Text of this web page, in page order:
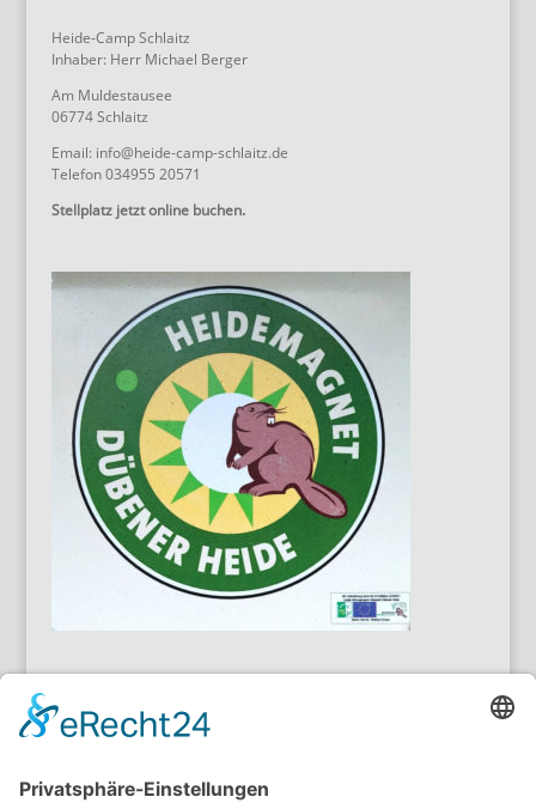
Heide-Camp Schlaitz
Inhaber: Herr Michael Berger
Am Muldestausee
06774 Schlaitz
Email: info@heide-camp-schlaitz.de
Telefon 034955 20571
Stellplatz jetzt online buchen.